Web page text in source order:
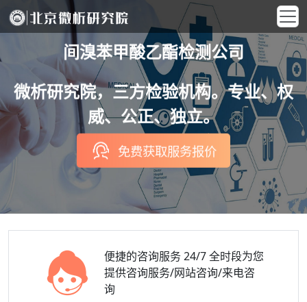
间溴苯甲酸乙酯检测公司
微析研究院，三方检验机构。专业、权
威、公正、独立。
免费获取服务报价
便捷的咨询服务24/7 全时段为您
提供咨询服务/网站咨询/来电咨
询